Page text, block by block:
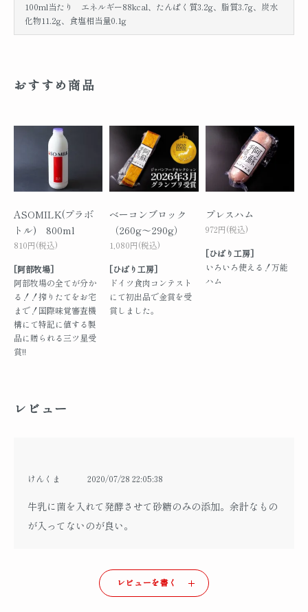
100ml当たり エネルギー88kcal、たんぱく質3.2g、脂質3.7g、炭水
化物11.2g、食塩相当量0.1g
おすすめ商品
ASOMILK(プラボ
トル) 800ml
810円(税込)
[阿部牧場]
阿部牧場の全てが分か
る！！搾りたてをお宅
まで！国際味覚審査機
構にて特記に値する製
品に贈られる三ツ星受
賞!!
ベーコンブロック
（260g～290g）
1,080円(税込)
[ひばり工房]
ドイツ食肉コンテスト
にて初出品で金賞を受
賞しました。
プレスハム
972円(税込)
[ひばり工房]
いろいろ使える！万能
ハム
レビュー
けんくま 2020/07/28 22:05:38
牛乳に菌を入れて発酵させて砂糖のみの添加。余計なもの
が入ってないのが良い。
レビューを書く